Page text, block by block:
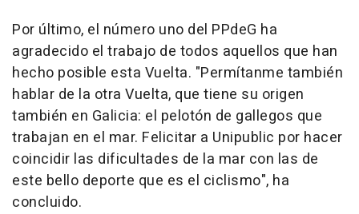
Por último, el número uno del PPdeG ha
agradecido el trabajo de todos aquellos que han
hecho posible esta Vuelta. "Permítanme también
hablar de la otra Vuelta, que tiene su origen
también en Galicia: el pelotón de gallegos que
trabajan en el mar. Felicitar a Unipublic por hacer
coincidir las dificultades de la mar con las de
este bello deporte que es el ciclismo", ha
concluido.